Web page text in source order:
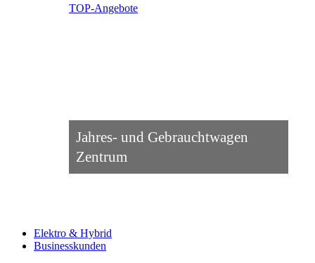
TOP-Angebote
Jahres- und Gebrauchtwagen
Zentrum
Elektro & Hybrid
Businesskunden